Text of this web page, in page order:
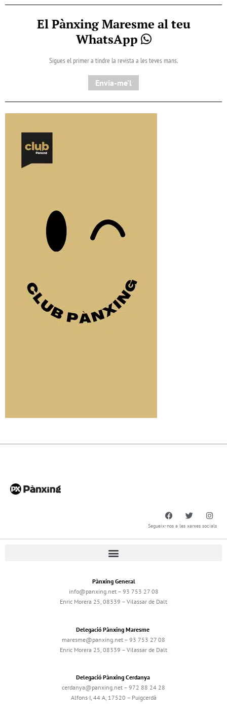
El Pànxing Maresme al teu
WhatsApp
Sigues el primer a tindre la revista a les teves mans.
Envia-me'l
Segueix-nos a les xarxes socials
Pànxing General
info@panxing.net – 93 753 27 08
Enric Morera 25, 08339 – Vilassar de Dalt
Delegació Pànxing Maresme
maresme@panxing.net – 93 753 27 08
Enric Morera 25, 08339 – Vilassar de Dalt
Delegació Pànxing Cerdanya
cerdanya@panxing.net – 972 88 24 28
Alfons I, 44 A, 17520 – Puigcerdà